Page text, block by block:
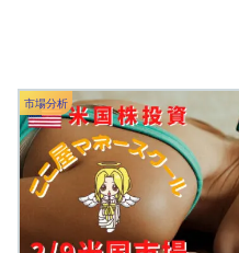
市場分析